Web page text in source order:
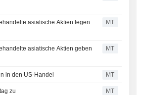
asiatische Aktien legen
MT
asiatische Aktien geben
MT
in den US-Handel MT
zu MT